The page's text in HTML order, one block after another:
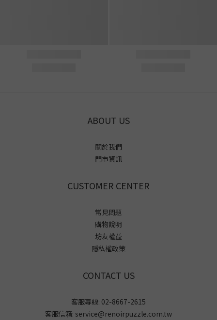
ABOUT US
關於我們
門市資訊
CUSTOMER CENTER
常見問題
購物說明
坊友權益
隱私權政策
CONTACT US
客服專線: 02-8667-2615
客服信箱: service@renoirpuzzle.com.tw